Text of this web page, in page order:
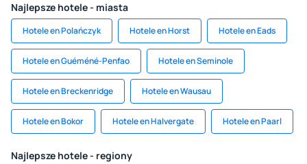
Najlepsze hotele - miasta
Hotele en Polańczyk Hotele en Horst Hotele en Eads
Hotele en Guéméné-Penfao Hotele en Seminole
Hotele en Breckenridge Hotele en Wausau
Hotele en Bokor Hotele en Halvergate Hotele en Paarl
Najlepsze hotele - regiony